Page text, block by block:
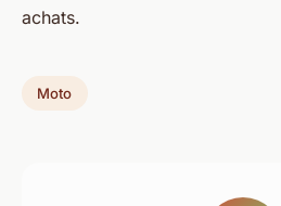
achats.
Moto